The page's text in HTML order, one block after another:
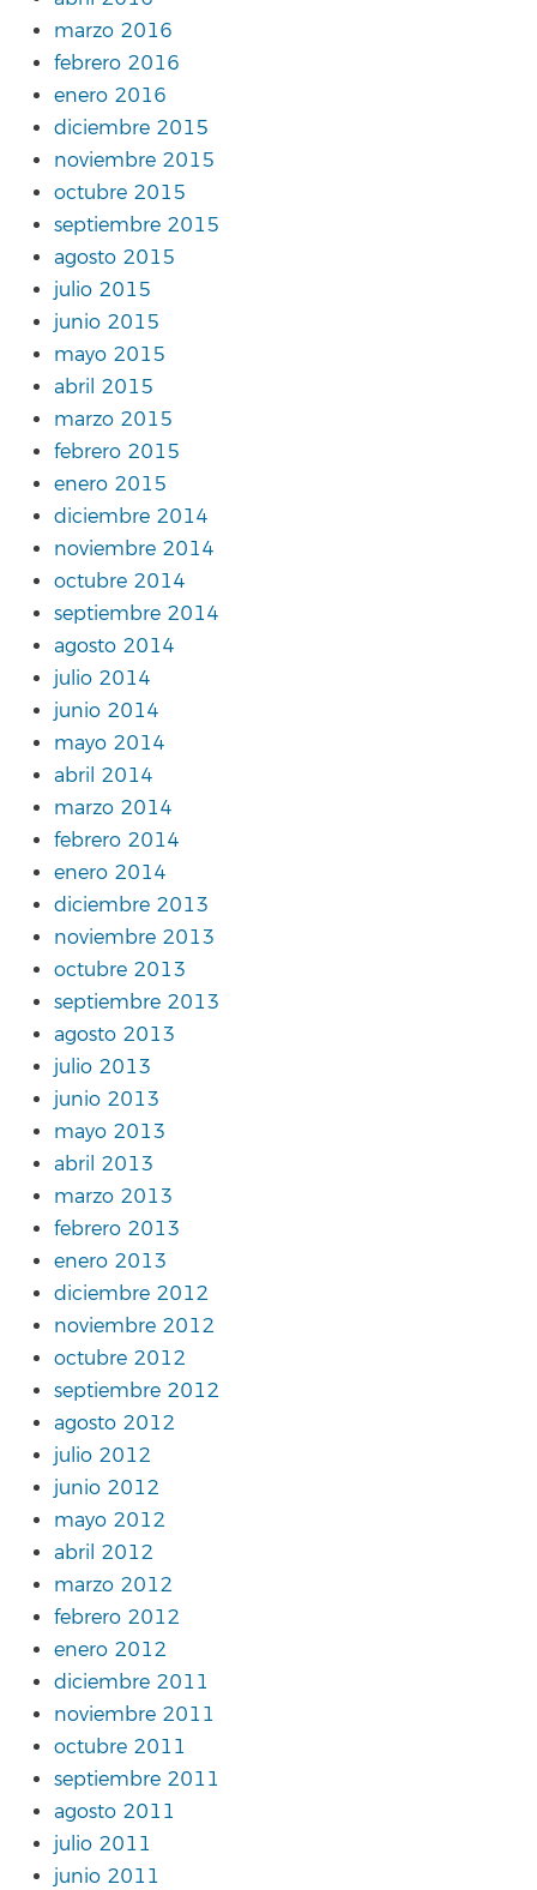
marzo 2016
febrero 2016
enero 2016
diciembre 2015
noviembre 2015
octubre 2015
septiembre 2015
agosto 2015
julio 2015
junio 2015
mayo 2015
abril 2015
marzo 2015
febrero 2015
enero 2015
diciembre 2014
noviembre 2014
octubre 2014
septiembre 2014
agosto 2014
julio 2014
junio 2014
mayo 2014
abril 2014
marzo 2014
febrero 2014
enero 2014
diciembre 2013
noviembre 2013
octubre 2013
septiembre 2013
agosto 2013
julio 2013
junio 2013
mayo 2013
abril 2013
marzo 2013
febrero 2013
enero 2013
diciembre 2012
noviembre 2012
octubre 2012
septiembre 2012
agosto 2012
julio 2012
junio 2012
mayo 2012
abril 2012
marzo 2012
febrero 2012
enero 2012
diciembre 2011
noviembre 2011
octubre 2011
septiembre 2011
agosto 2011
julio 2011
junio 2011